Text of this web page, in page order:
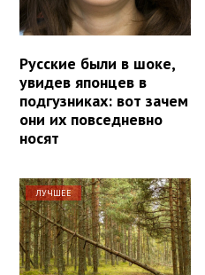
Русские были в шоке,
увидев японцев в
подгузниках: вот зачем
они их повседневно
носят
ЛУЧШЕЕ